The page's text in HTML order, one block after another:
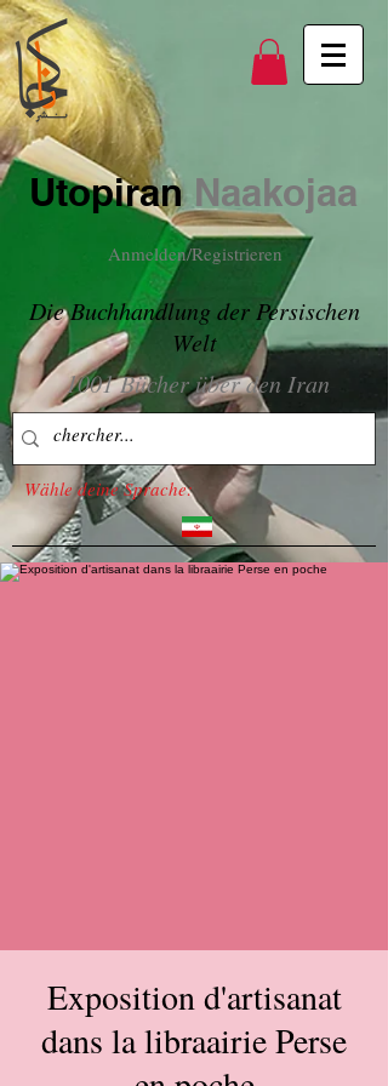
Utopiran Naakojaa
Anmelden/Registrieren
Die Buchhandlung der Persischen
Welt
1001 Bücher über den Iran
Wähle deine Sprache:
Exposition d'artisanat
dans la libraairie Perse